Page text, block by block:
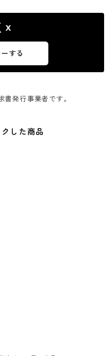
X
する
書発行事業者です。
した商品